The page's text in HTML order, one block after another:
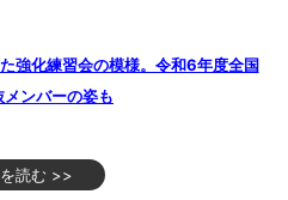
強化練習会の模様。令和6年度全国
ンバーの姿も
読む >>